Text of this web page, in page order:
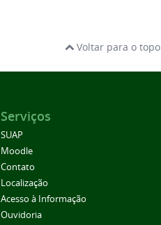
Voltar para o topo
Serviços
SUAP
Moodle
Contato
Localização
Acesso à Informação
Ouvidoria